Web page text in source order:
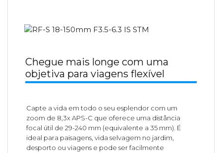
Chegue mais longe com uma
objetiva para viagens flexível
Capte a vida em todo o seu esplendor com um
zoom de 8,3x APS-C que oferece uma distância
focal útil de 29-240 mm (equivalente a 35 mm). É
ideal para paisagens, vida selvagem no jardim,
desporto ou viagens e pode ser facilmente